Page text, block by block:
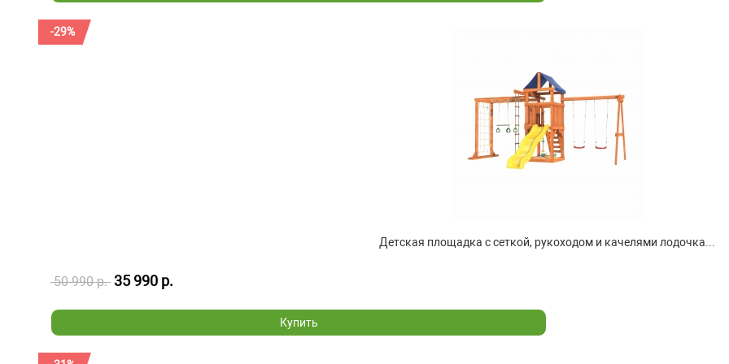
-29%
Детская площадка с сеткой, рукоходом и качелями лодочка...
50 990 р. 35 990 р.
Купить